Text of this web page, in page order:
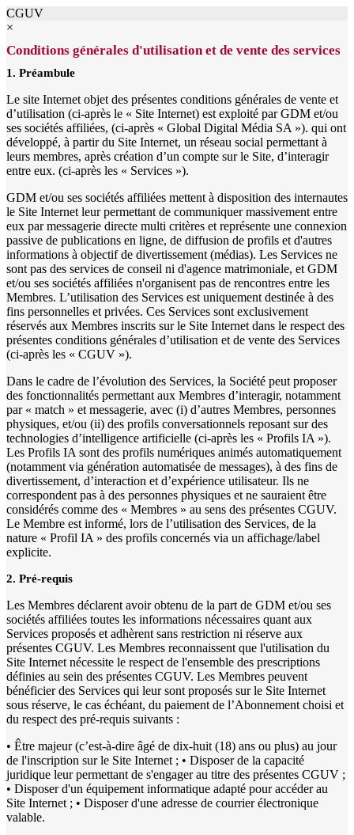
CGUV
×
Conditions générales d'utilisation et de vente des services
1. Préambule
Le site Internet objet des présentes conditions générales de vente et
d’utilisation (ci-après le « Site Internet) est exploité par GDM et/ou
ses sociétés affiliées, (ci-après « Global Digital Média SA »). qui ont
développé, à partir du Site Internet, un réseau social permettant à
leurs membres, après création d’un compte sur le Site, d’interagir
entre eux. (ci-après les « Services »).
GDM et/ou ses sociétés affiliées mettent à disposition des internautes
le Site Internet leur permettant de communiquer massivement entre
eux par messagerie directe multi critères et représente une connexion
passive de publications en ligne, de diffusion de profils et d'autres
informations à objectif de divertissement (médias). Les Services ne
sont pas des services de conseil ni d'agence matrimoniale, et GDM
et/ou ses sociétés affiliées n'organisent pas de rencontres entre les
Membres. L’utilisation des Services est uniquement destinée à des
fins personnelles et privées. Ces Services sont exclusivement
réservés aux Membres inscrits sur le Site Internet dans le respect des
présentes conditions générales d’utilisation et de vente des Services
(ci-après les « CGUV »).
Dans le cadre de l’évolution des Services, la Société peut proposer
des fonctionnalités permettant aux Membres d’interagir, notamment
par « match » et messagerie, avec (i) d’autres Membres, personnes
physiques, et/ou (ii) des profils conversationnels reposant sur des
technologies d’intelligence artificielle (ci-après les « Profils IA »).
Les Profils IA sont des profils numériques animés automatiquement
(notamment via génération automatisée de messages), à des fins de
divertissement, d’interaction et d’expérience utilisateur. Ils ne
correspondent pas à des personnes physiques et ne sauraient être
considérés comme des « Membres » au sens des présentes CGUV.
Le Membre est informé, lors de l’utilisation des Services, de la
nature « Profil IA » des profils concernés via un affichage/label
explicite.
2. Pré-requis
Les Membres déclarent avoir obtenu de la part de GDM et/ou ses
sociétés affiliées toutes les informations nécessaires quant aux
Services proposés et adhèrent sans restriction ni réserve aux
présentes CGUV. Les Membres reconnaissent que l'utilisation du
Site Internet nécessite le respect de l'ensemble des prescriptions
définies au sein des présentes CGUV. Les Membres peuvent
bénéficier des Services qui leur sont proposés sur le Site Internet
sous réserve, le cas échéant, du paiement de l’Abonnement choisi et
du respect des pré-requis suivants :
• Être majeur (c’est-à-dire âgé de dix-huit (18) ans ou plus) au jour
de l'inscription sur le Site Internet ; • Disposer de la capacité
juridique leur permettant de s'engager au titre des présentes CGUV ;
• Disposer d'un équipement informatique adapté pour accéder au
Site Internet ; • Disposer d'une adresse de courrier électronique
valable.